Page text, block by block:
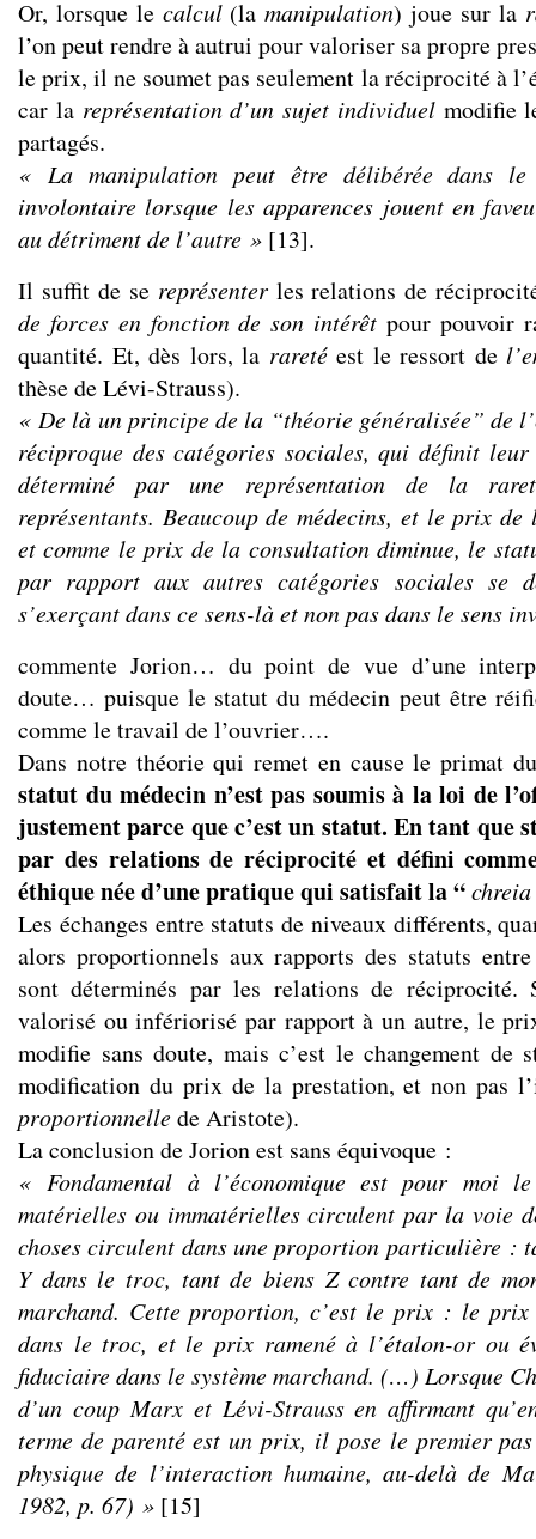
Or, lorsque le calcul(lamanipulation) joue sur la
l’on peut rendre à autrui pour valoriser sa propre
le prix, il ne soumet pas seulement la réciprocité à
car la représentation d’un sujet individuelmodifie
partagés.
« La manipulation peut être délibérée dans
involontaire lorsque les apparences jouent en
au détriment de l’autre » [13].
Il suffit de se représenterles relations de
de forces en fonction de son intérêt pour pouvoir
quantité. Et, dès lors, la raretéest le ressort de
thèse de Lévi-Strauss).
« De là un principe de la “théorie généralisée” de
réciproque des catégories sociales, qui définit
déterminé par une représentation de la
représentants. Beaucoup de médecins, et le prix
et comme le prix de la consultation diminue, le
par rapport aux autres catégories sociales se
s’exerçant dans ce sens-là et non pas dans le sens
commente Jorion… du point de vue d’une
doute… puisque le statut du médecin peut être
comme le travail de l’ouvrier….
Dans notre théorie qui remet en cause le primat
statut du médecin n’est pas soumis à la loi de
justement parce que c’est un statut. En tant que
par des relations de réciprocité et défini
éthique née d’une pratique qui satisfait la “chreia
Les échanges entre statuts de niveaux différents,
alors proportionnels aux rapports des statuts
sont déterminés par les relations de
valorisé ou infériorisé par rapport à un autre, le
modifie sans doute, mais c’est le changement de
modification du prix de la prestation, et non pas
proportionnellede Aristote).
La conclusion de Jorion est sans équivoque :
« Fondamental à l’économique est pour moi
matérielles ou immatérielles circulent par la voie
choses circulent dans une proportion particulière :
Y dans le troc, tant de biens Z contre tant de
marchand. Cette proportion, c’est le prix : le
dans le troc, et le prix ramené à l’étalon-or ou
fiduciaire dans le système marchand. (…) Lorsque
d’un coup Marx et Lévi-Strauss en affirmant
terme de parenté est un prix, il pose le premier
physique de l’interaction humaine, au-delà de
1982, p. 67) » [15]